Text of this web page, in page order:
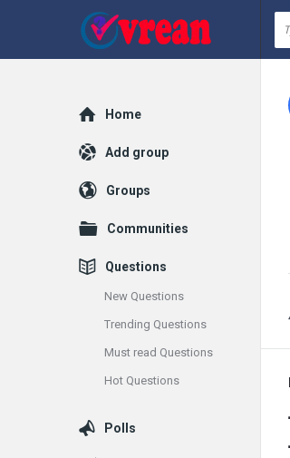
vrean.com
Explore
Home
Add group
Groups
Communities
Questions
New Questions
Trending Questions
Must read Questions
Hot Questions
Polls